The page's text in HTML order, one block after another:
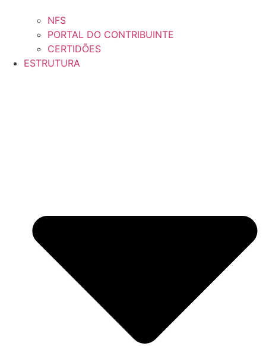
NFS
PORTAL DO CONTRIBUINTE
CERTIDÕES
ESTRUTURA